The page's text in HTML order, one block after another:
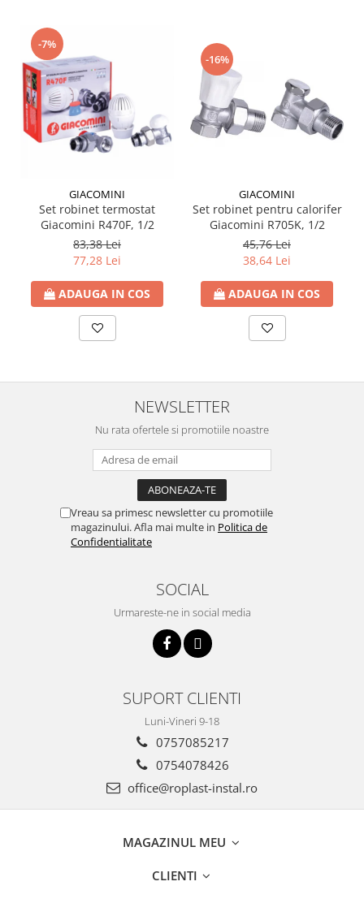
-7%
GIACOMINI
Set robinet termostat
Giacomini R470F, 1/2
83,38 Lei
77,28 Lei
ADAUGA IN COS
-16%
GIACOMINI
Set robinet pentru calorifer
Giacomini R705K, 1/2
45,76 Lei
38,64 Lei
ADAUGA IN COS
NEWSLETTER
Nu rata ofertele si promotiile noastre
Vreau sa primesc newsletter cu promotiile
magazinului. Afla mai multe in Politica de
Confidentialitate
SOCIAL
Urmareste-ne in social media
SUPORT CLIENTI
Luni-Vineri 9-18
0757085217
0754078426
office@roplast-instal.ro
MAGAZINUL MEU
CLIENTI